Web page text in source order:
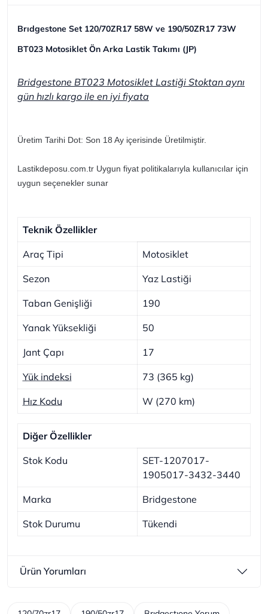
Brıdgestone Set 120/70ZR17 58W ve 190/50ZR17 73W
BT023 Motosiklet Ön Arka Lastik Takımı (JP)
Bridgestone BT023 Motosiklet Lastiği Stoktan aynı
gün hızlı kargo ile en iyi fiyata
Üretim Tarihi Dot: Son 18 Ay içerisinde Üretilmiştir.
Lastikdeposu.com.tr Uygun fiyat politikalarıyla kullanıcılar için
uygun seçenekler sunar
Teknik Özellikler
Araç Tipi Motosiklet
Sezon Yaz Lastiği
Taban Genişliği 190
Yanak Yüksekliği 50
Jant Çapı 17
Yük indeksi 73 (365 kg)
Hız Kodu W (270 km)
Diğer Özellikler
Stok Kodu
SET-1207017-
1905017-3432-3440
Marka Bridgestone
Stok Durumu Tükendi
Ürün Yorumları